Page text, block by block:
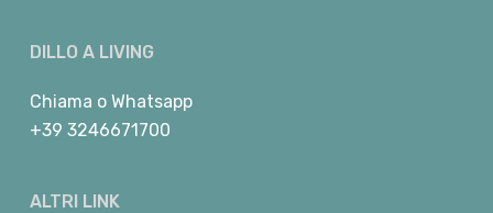
DILLO A LIVING
Chiama o Whatsapp
+39 3246671700
ALTRI LINK